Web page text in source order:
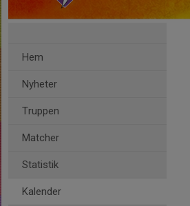
Hem
Nyheter
Truppen
Matcher
Statistik
Kalender